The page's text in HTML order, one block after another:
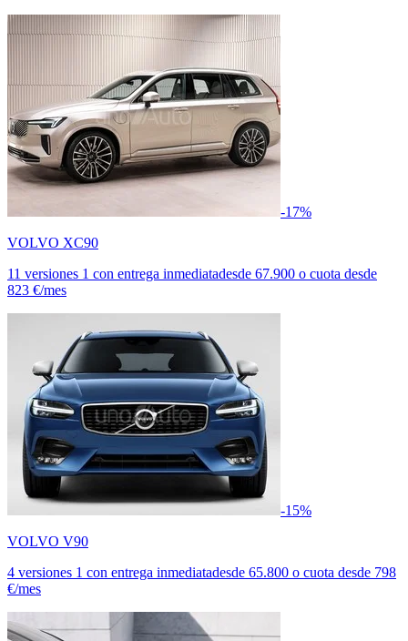
-17%
VOLVO XC90
11 versiones 1 con entrega inmediatadesde 67.900 o cuota desde
823 €/mes
-15%
VOLVO V90
4 versiones 1 con entrega inmediatadesde 65.800 o cuota desde 798
€/mes